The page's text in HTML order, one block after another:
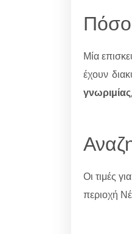
Πόσο
Μία
έχουν
γνωριμίας
Οι τιμές
περιοχή